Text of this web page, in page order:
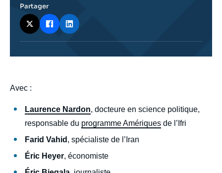
body
Avec :
Laurence Nardon, docteure en science politique,
responsable du programme Amériques de l’Ifri
Farid Vahid , spécialiste de l’Iran
Éric Heyer, économiste
Partager